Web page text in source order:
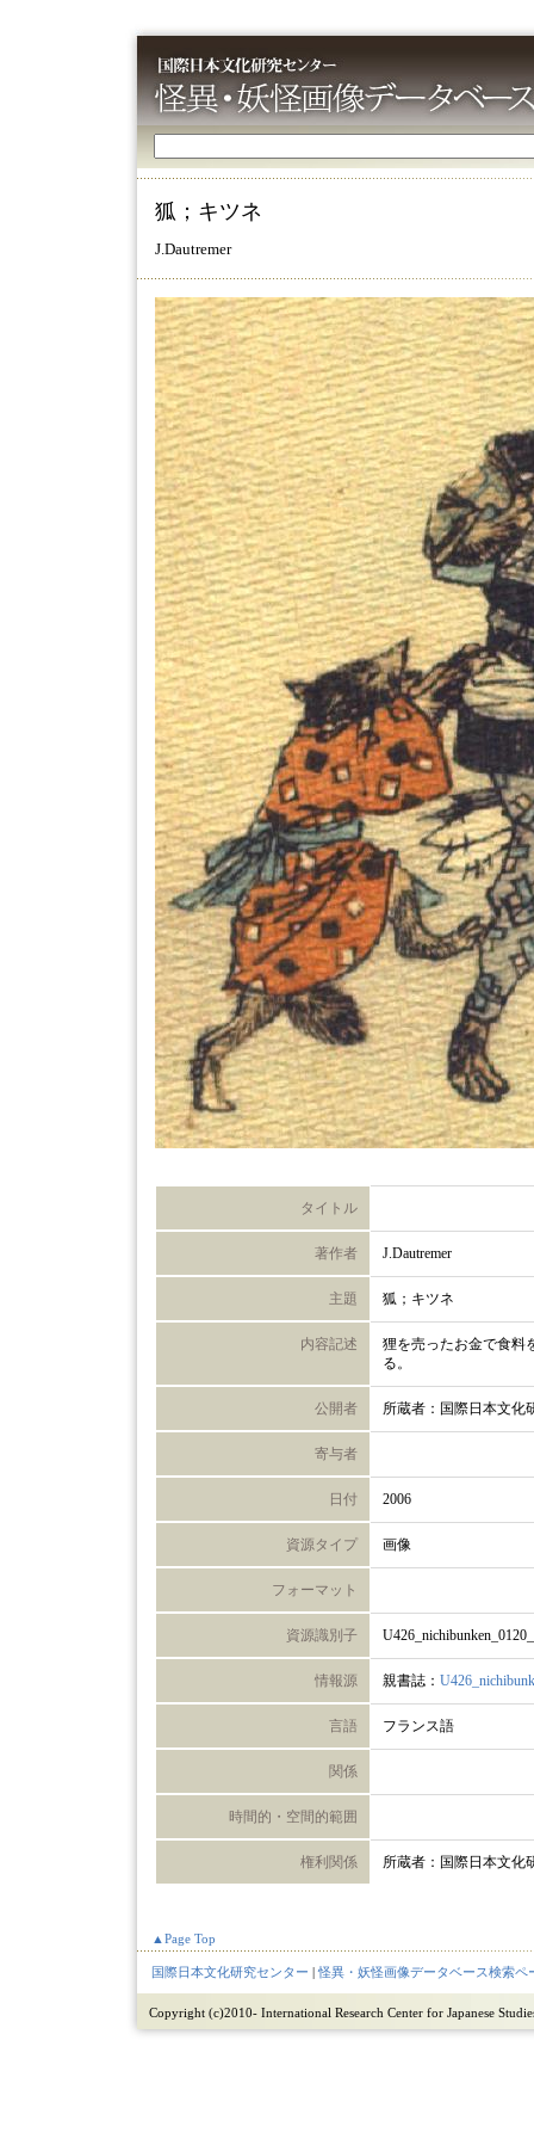
狐；キツネ
J.Dautremer
タイトル
著作者 J.Dautremer
主題 狐；キツネ
内容記述
狸を売ったお金で食料
る。
公開者 所蔵者：国際日本文化
寄与者
日付 2006
資源タイプ 画像
フォーマット
資源識別子
情報源 親書誌：
言語 フランス語
関係
時間的・空間的範囲
権利関係 所蔵者：国際日本文化
▲Page Top
国際日本文化研究センター |怪異・妖怪画像データベース検索ペ
Copyright (c)2010- International Research Center for Japanese